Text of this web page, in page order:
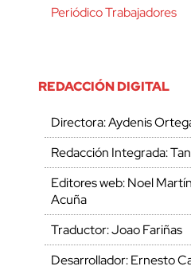
Periódico Trabajadores
REDACCIÓN DIGITAL
Directora: Aydenis
Redacción Integrada:
Editores web: Noel
Acuña
Traductor: Joao Fariñas
Desarrollador: Ernesto